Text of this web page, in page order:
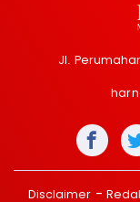
Jl.
Disclaimer